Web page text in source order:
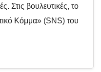
Στις βουλευτικές, το
Κόμμα» (SNS) του